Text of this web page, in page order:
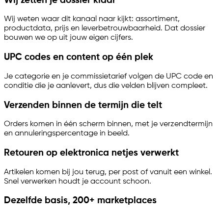
Wij weten waar dit kanaal naar kijkt: assortiment,
productdata, prijs en leverbetrouwbaarheid. Dat dossier
bouwen we op uit jouw eigen cijfers.
UPC codes en content op één plek
Je categorie en je commissietarief volgen de UPC code en
conditie die je aanlevert, dus die velden blijven compleet.
Verzenden binnen de termijn die telt
Orders komen in één scherm binnen, met je verzendtermijn
en annuleringspercentage in beeld.
Retouren op elektronica netjes verwerkt
Artikelen komen bij jou terug, per post of vanuit een winkel.
Snel verwerken houdt je account schoon.
Dezelfde basis, 200+ marketplaces